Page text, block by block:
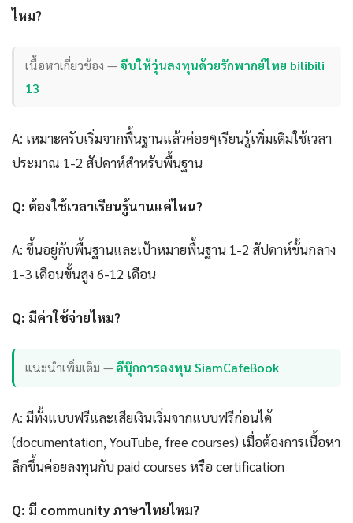
ไหม?
เนื้อหาเกี่ยวข้อง —จีบให้วุ่นลงทุนด้วยรักพากย์ไทย bilibili
13
A: เหมาะครับเริ่มจากพื้นฐานแล้วค่อยๆเรียนรู้เพิ่มเติมใช้เวลา
ประมาณ 1-2 สัปดาห์สำหรับพื้นฐาน
Q: ต้องใช้เวลาเรียนรู้นานแค่ไหน?
A: ขึ้นอยู่กับพื้นฐานและเป้าหมายพื้นฐาน 1-2 สัปดาห์ขั้นกลาง
1-3 เดือนขั้นสูง 6-12 เดือน
Q: มีค่าใช้จ่ายไหม?
แนะนำเพิ่มเติม —อีบุ๊กการลงทุน SiamCafeBook
A: มีทั้งแบบฟรีและเสียเงินเริ่มจากแบบฟรีก่อนได้
(documentation, YouTube, free courses) เมื่อต้องการเนื้อหา
ลึกขึ้นค่อยลงทุนกับ paid courses หรือ certification
Q: มี community ภาษาไทยไหม?